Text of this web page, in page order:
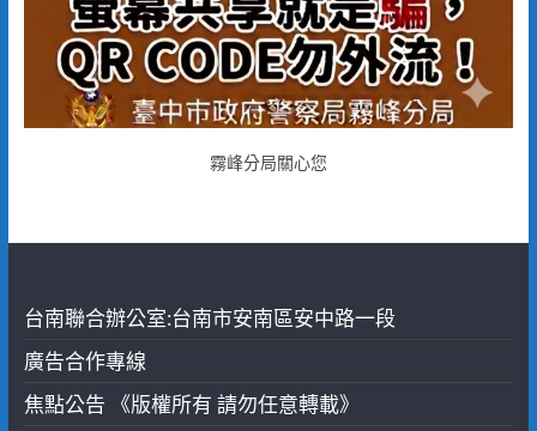
霧峰分局關心您
台南聯合辦公室:台南市安南區安中路一段
廣告合作專線
焦點公告 《版權所有 請勿任意轉載》